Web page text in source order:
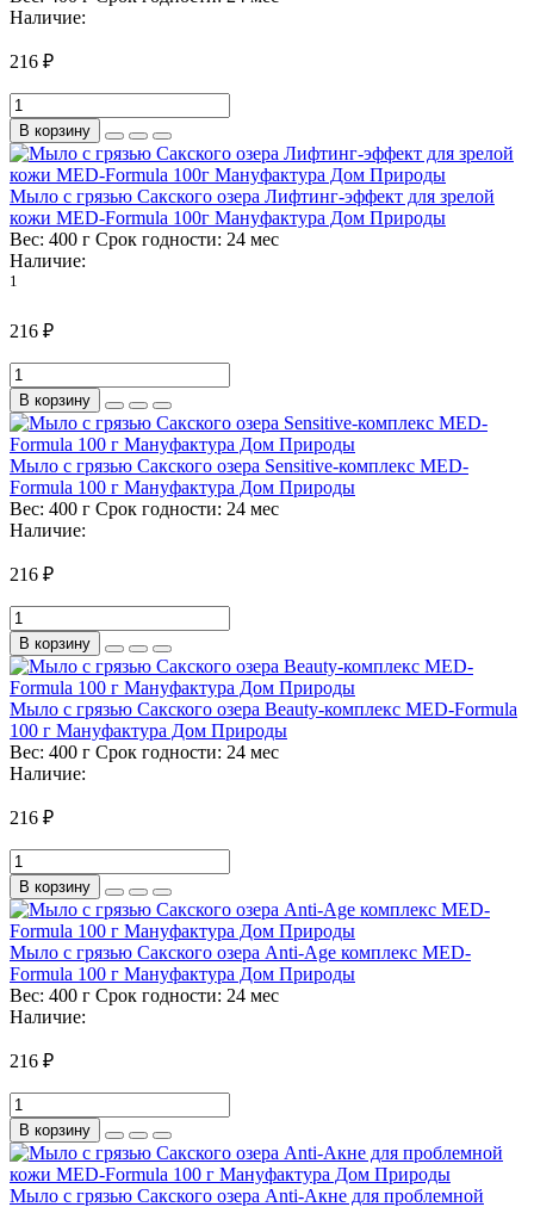
Наличие:
216 ₽
В корзину
Мыло с грязью Сакского озера Лифтинг-эффект для зрелой
кожи MED-Formula 100г Мануфактура Дом Природы
Вес: 400 г Срок годности: 24 мес
Наличие:
1
216 ₽
В корзину
Мыло с грязью Сакского озера Sensitive-комплекс MED-
Formula 100 г Мануфактура Дом Природы
Вес: 400 г Срок годности: 24 мес
Наличие:
216 ₽
В корзину
Мыло с грязью Сакского озера Beauty-комплекс MED-Formula
100 г Мануфактура Дом Природы
Вес: 400 г Срок годности: 24 мес
Наличие:
216 ₽
В корзину
Мыло с грязью Сакского озера Anti-Age комплекс MED-
Formula 100 г Мануфактура Дом Природы
Вес: 400 г Срок годности: 24 мес
Наличие:
216 ₽
В корзину
Мыло с грязью Сакского озера Anti-Акне для проблемной